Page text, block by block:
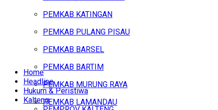
PEMKAB KATINGAN
PEMKAB PULANG PISAU
PEMKAB BARSEL
PEMKAB BARTIM
PEMKAB MURUNG RAYA
PEMKAB LAMANDAU
Home
Headline
Hukum & Peristiwa
Kalteng